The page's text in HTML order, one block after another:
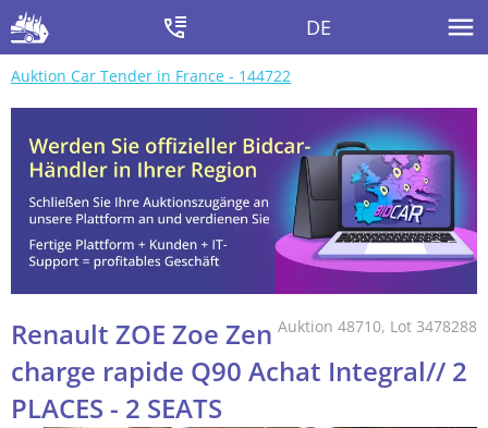
DE
Auktion Car Tender in France - 144722
Auktion 48710, Lot 3478288
Renault ZOE Zoe Zen
charge rapide Q90 Achat Integral// 2
PLACES - 2 SEATS